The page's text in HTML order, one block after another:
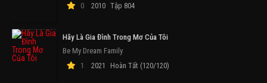
0
2010 Tập 804
Hãy Là Gia Đình Trong Mơ Của Tôi
Be My Dream Family
1
2021 Hoàn Tất (120/120)